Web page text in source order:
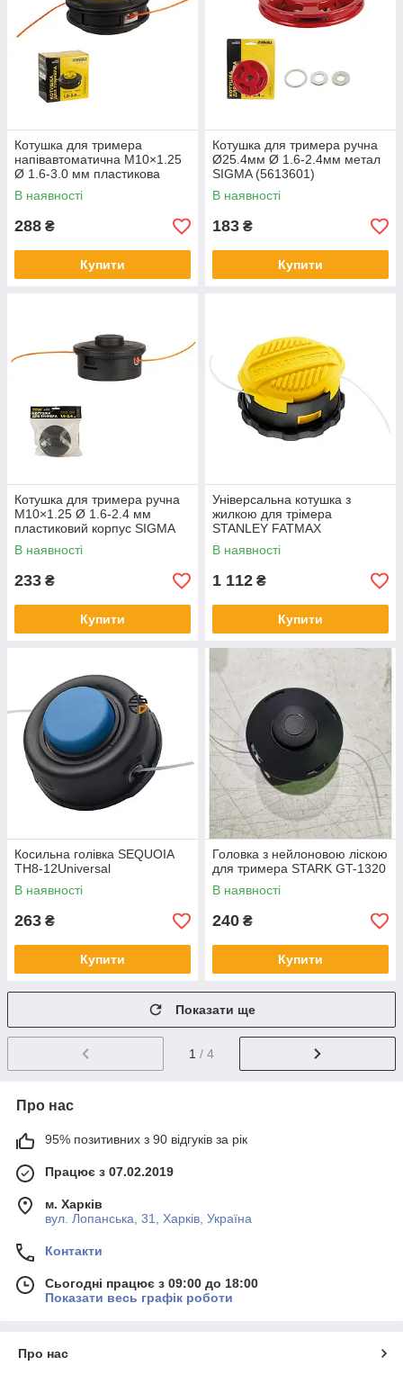
Котушка для тримера
напівавтоматична M10×1.25
Ø 1.6-3.0 мм пластикова
кнопка SIGMA (5613531)
В наявності
288 ₴
Купити
Котушка для тримера ручна
Ø25.4мм Ø 1.6-2.4мм метал
SIGMA (5613601)
В наявності
183 ₴
Купити
Котушка для тримера ручна
M10×1.25 Ø 1.6-2.4 мм
пластиковий корпус SIGMA
(5613641)
В наявності
233 ₴
Купити
Універсальна котушка з
жилкою для трімера
STANLEY FATMAX
STZST1226
В наявності
1 112 ₴
Купити
Косильна голівка SEQUOIA
TH8-12Universal
В наявності
263 ₴
Купити
Головка з нейлоновою ліскою
для тримера STARK GT-1320
В наявності
240 ₴
Купити
Показати ще
1 / 4
Про нас
95% позитивних з 90 відгуків за рік
Працює з 07.02.2019
м. Харків
вул. Лопанська, 31, Харків, Україна
Контакти
Сьогодні працює з 09:00 до 18:00
Показати весь графік роботи
Про нас